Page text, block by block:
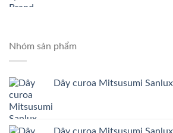
Nhóm sản phẩm
Dây curoa Mitsusumi